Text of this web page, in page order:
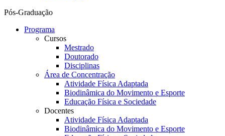
Pós-Graduação
Programa
Cursos
Mestrado
Doutorado
Disciplinas
Área de Concentração
Atividade Física Adaptada
Biodinâmica do Movimento e Esporte
Educação Física e Sociedade
Docentes
Atividade Física Adaptada
Biodinâmica do Movimento e Esporte